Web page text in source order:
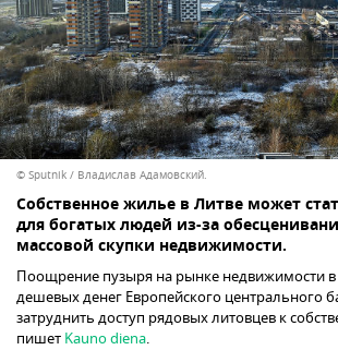
© Sputnik / Владислав Адамовский.
Собственное жилье в Литве может
для богатых людей из-за
массовой скупки недвижимости.
Поощрение пузыря на рынке недвижимости
дешевых денег Европейского центрального
затруднить доступ рядовых литовцев к
пишет Kauno diena.